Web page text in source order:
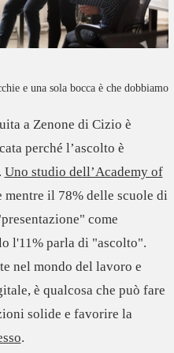
e una sola bocca è che dobbiamo
a Zenone di Cizio è
perché l’ascolto è
Uno studio dell’Academy of
il 78% delle scuole di
come
l'11% parla di "ascolto".
nel mondo del lavoro e
è qualcosa che può fare
solide e favorire la
.